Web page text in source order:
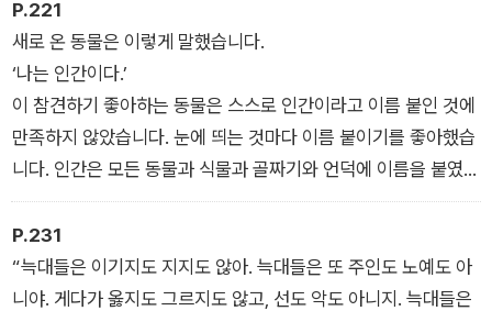
다. 허센트는 자리에서 일어서지 않았다. 사일러스는 눈이 어둠에
익숙해지고 나서야 그 이유를 알았다. 손바닥에 눕혀도 될 만큼
아주 작은 새끼 늑대 세 마리가 바닥에 배를 붙인 채 어미 배에 코
를 문지르고 있었다.
“우리는 지금 네 도움이 필요해.”
아이센그림이 말했다.
P.221
새로 온 동물은 이렇게 말했습니다.
‘나는 인간이다.’
이 참견하기 좋아하는 동물은 스스로 인간이라고 이름 붙인 것에
만족하지 않았습니다. 눈에 띄는 것마다 이름 붙이기를 좋아했습
니다. 인간은 모든 동물과 식물과 골짜기와 언덕에 이름을 붙였습
니다. 단지 이름 붙이는 것으로만 그치지 않았습니다. 이번에는
온갖 동물과 식물과 장소에 대한 이야기를 지어냈습니다. 여우를
보고는 ‘여우는 교활하다.’라고 했습니다. 늑대를 보고는 ‘늑대는
포악해.’라고 했고, 고양이에게는 ‘고양이는 제멋대로야.’라고 말
P.231
“늑대들은 이기지도 지지도 않아. 늑대들은 또 주인도 노예도 아
니야. 게다가 옳지도 그르지도 않고, 선도 악도 아니지. 늑대들은